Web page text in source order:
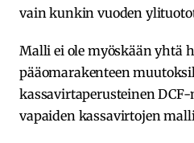
vain kunkin vuoden
Malli ei ole myöskään yhtä
pääomarakenteen
kassavirtaperusteinen
vapaiden kassavirtojen